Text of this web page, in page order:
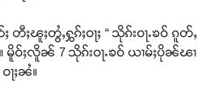
ႈၽူႈတွႆႇႁွၵ်ႈဝႃႈ “ သိုၵ်းဝႃႉၶဝ်
ႈလိူၼ် 7 သိုၵ်းဝႃႉၶဝ် ယၢမ်ႈပိုၼ်ၽၢ
ႃႈၼႆ။